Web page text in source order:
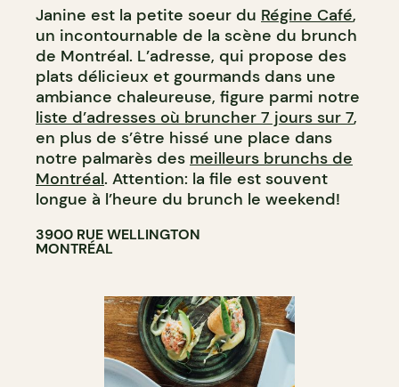
Janine est la petite soeur du Régine Café,
un incontournable de la scène du brunch
de Montréal. L’adresse, qui propose des
plats délicieux et gourmands dans une
ambiance chaleureuse, figure parmi notre
liste d’adresses où bruncher 7 jours sur 7,
en plus de s’être hissé une place dans
notre palmarès des meilleurs brunchs de
Montréal. Attention: la file est souvent
longue à l’heure du brunch le weekend!
3900 RUE WELLINGTON
MONTRÉAL